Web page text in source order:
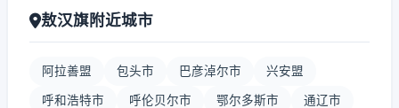
敖汉旗附近城市
阿拉善盟 包头市 巴彦淖尔市 兴安盟
呼和浩特市 呼伦贝尔市 鄂尔多斯市 通辽市